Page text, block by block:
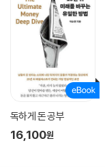
독하게 돈 공부
16,100원